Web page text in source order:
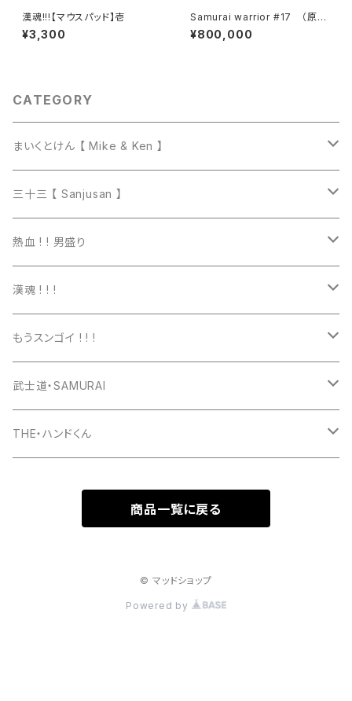
漢魂!!!【マウスパッド】壱
¥3,300
Samurai warrior #17 （原
画）【 一点物 】
¥800,000
CATEGORY
まいくとけん 【 Mike & Ken 】
マグカップ
トートバッグ
三十三 【 Sanjusan 】
Tシャツ
長袖Ｔシャツ
パーカー
ワッペン
マグカップ
熱血 ! ! 男盛り
Tシャツ
長袖Tシャツ
スウェット
パーカー
漢魂 ! ! !
Tシャツ
パーカー
スマホケース
もうスンゴイ ! ! !
Tシャツ
長袖Ｔシャツ
武士道・SAMURAI
Tシャツ
THE・ハンドくん
商品一覧に戻る
© マッドショップ
Powered by